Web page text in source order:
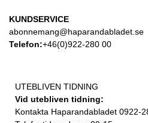
KUNDSERVICE
abonnemang@haparandabladet.se
Telefon:+46(0)922-280 00
UTEBLIVEN TIDNING
Vid utebliven tidning:
Kontakta Haparandabladet 0922-